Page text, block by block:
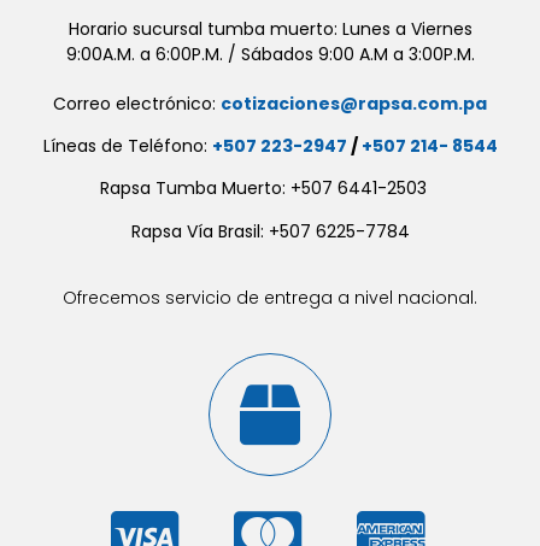
Horario sucursal tumba muerto: Lunes a Viernes
9:00A.M. a 6:00P.M. / Sábados 9:00 A.M a 3:00P.M.
Correo electrónico: cotizaciones@rapsa.com.pa
Líneas de Teléfono: +507 223-2947 / +507 214- 8544
Rapsa Tumba Muerto: +507 6441-2503
Rapsa Vía Brasil: +507 6225-7784
Ofrecemos servicio de entrega a nivel nacional.